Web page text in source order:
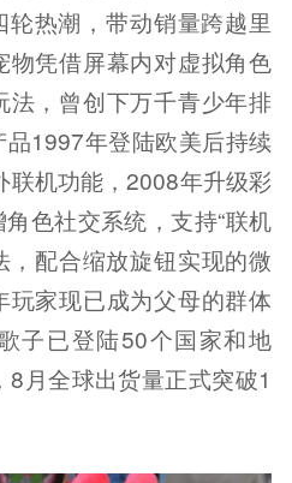
热潮，带动销量跨越里
凭借屏幕内对虚拟角色
法，曾创下万千青少年排
1997年登陆欧美后持续
机功能，2008年升级彩
色社交系统，支持“联机
，配合缩放旋钮实现的微
家现已成为父母的群体
子已登陆50个国家和地
月全球出货量正式突破1